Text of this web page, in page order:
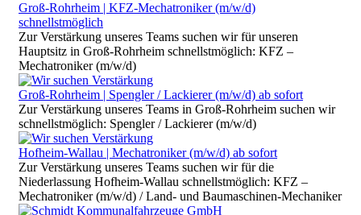
Groß-Rohrheim | KFZ-Mechatroniker (m/w/d)
schnellstmöglich
Zur Verstärkung unseres Teams suchen wir für unseren
Hauptsitz in Groß-Rohrheim schnellstmöglich: KFZ –
Mechatroniker (m/w/d)
Groß-Rohrheim | Spengler / Lackierer (m/w/d) ab sofort
Zur Verstärkung unseres Teams in Groß-Rohrheim suchen wir
schnellstmöglich: Spengler / Lackierer (m/w/d)
Hofheim-Wallau | Mechatroniker (m/w/d) ab sofort
Zur Verstärkung unseres Teams suchen wir für die
Niederlassung Hofheim-Wallau schnellstmöglich: KFZ –
Mechatroniker (m/w/d) / Land- und Baumaschinen-Mechaniker